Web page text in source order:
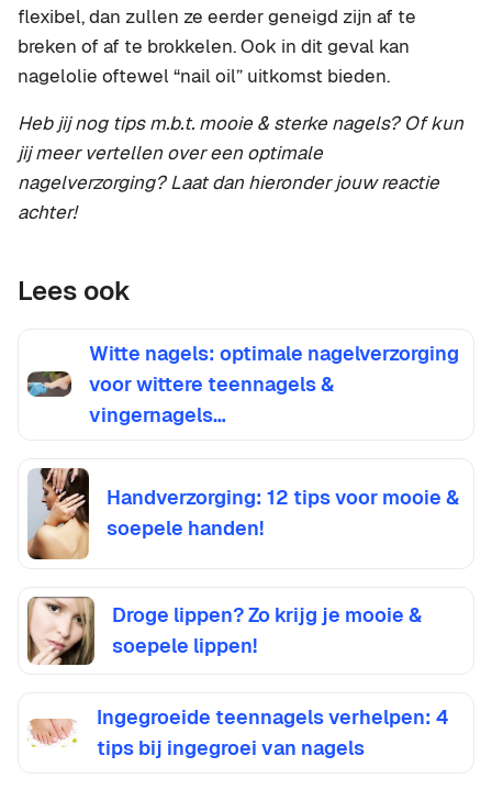
flexibel, dan zullen ze eerder geneigd zijn af te
breken of af te brokkelen. Ook in dit geval kan
nagelolie oftewel “nail oil” uitkomst bieden.
Heb jij nog tips m.b.t. mooie & sterke nagels? Of kun
jij meer vertellen over een optimale
nagelverzorging? Laat dan hieronder jouw reactie
achter!
Lees ook
Witte nagels: optimale nagelverzorging
voor wittere teennagels &
vingernagels…
Handverzorging: 12 tips voor mooie &
soepele handen!
Droge lippen? Zo krijg je mooie &
soepele lippen!
Ingegroeide teennagels verhelpen: 4
tips bij ingegroei van nagels